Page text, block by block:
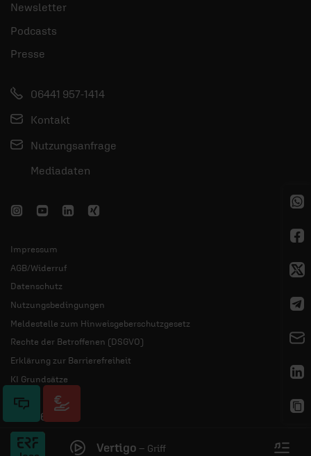
Newsletter
Podcasts
Presse
06441 957-1414
Kontakt
Nutzungsanfrage
Mediadaten
Impressum
AGB/Widerruf
Datenschutz
Nutzungsbedingungen
Meldestelle zum Hinweisgeberschutzgesetz
Rechte der Betroffenen (DSGVO)
Erklärung zur Barrierefreiheit
KI Grundsätze
© 2026 ERF
Vertigo – Griff